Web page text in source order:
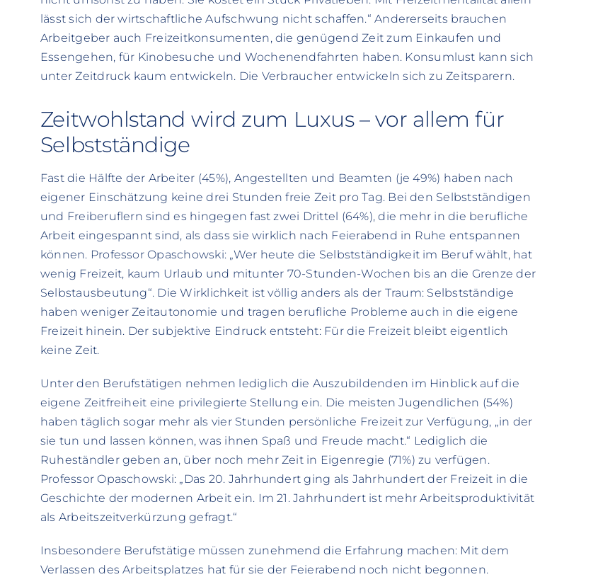
lässt sich der wirtschaftliche Aufschwung nicht schaffen.“ Andererseits brauchen
Arbeitgeber auch Freizeitkonsumenten, die genügend Zeit zum Einkaufen und
Essengehen, für Kinobesuche und Wochenendfahrten haben. Konsumlust kann sich
unter Zeitdruck kaum entwickeln. Die Verbraucher entwickeln sich zu Zeitsparern.
Zeitwohlstand wird zum Luxus – vor allem für
Selbstständige
Fast die Hälfte der Arbeiter (45%), Angestellten und Beamten (je 49%) haben nach
eigener Einschätzung keine drei Stunden freie Zeit pro Tag. Bei den Selbstständigen
und Freiberuflern sind es hingegen fast zwei Drittel (64%), die mehr in die berufliche
Arbeit eingespannt sind, als dass sie wirklich nach Feierabend in Ruhe entspannen
können. Professor Opaschowski: „Wer heute die Selbstständigkeit im Beruf wählt, hat
wenig Freizeit, kaum Urlaub und mitunter 70-Stunden-Wochen bis an die Grenze der
Selbstausbeutung“. Die Wirklichkeit ist völlig anders als der Traum: Selbstständige
haben weniger Zeitautonomie und tragen berufliche Probleme auch in die eigene
Freizeit hinein. Der subjektive Eindruck entsteht: Für die Freizeit bleibt eigentlich
keine Zeit.
Unter den Berufstätigen nehmen lediglich die Auszubildenden im Hinblick auf die
eigene Zeitfreiheit eine privilegierte Stellung ein. Die meisten Jugendlichen (54%)
haben täglich sogar mehr als vier Stunden persönliche Freizeit zur Verfügung, „in der
sie tun und lassen können, was ihnen Spaß und Freude macht.“ Lediglich die
Ruheständler geben an, über noch mehr Zeit in Eigenregie (71%) zu verfügen.
Professor Opaschowski: „Das 20. Jahrhundert ging als Jahrhundert der Freizeit in die
Geschichte der modernen Arbeit ein. Im 21. Jahrhundert ist mehr Arbeitsproduktivität
als Arbeitszeitverkürzung gefragt.“
Insbesondere Berufstätige müssen zunehmend die Erfahrung machen: Mit dem
Verlassen des Arbeitsplatzes hat für sie der Feierabend noch nicht begonnen.